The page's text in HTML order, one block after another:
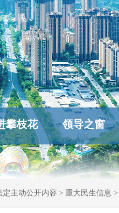
攀枝花 领导之窗
定主动公开内容 > 重大民生信息